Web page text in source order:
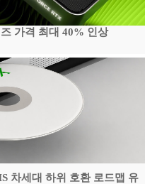
가격 최대 40% 인상
차세대 하위 호환 로드맵 유